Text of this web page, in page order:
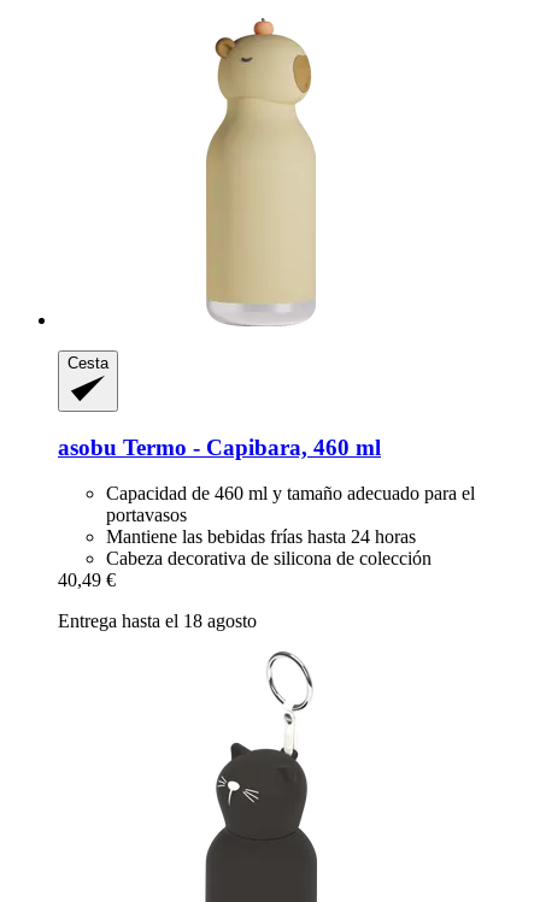
Cesta
asobu Termo -​ Capibara, 460 ml
Capacidad de 460 ml y tamaño adecuado para el
portavasos
Mantiene las bebidas frías hasta 24 horas
Cabeza decorativa de silicona de colección
40,49 €
Entrega hasta el 18 agosto